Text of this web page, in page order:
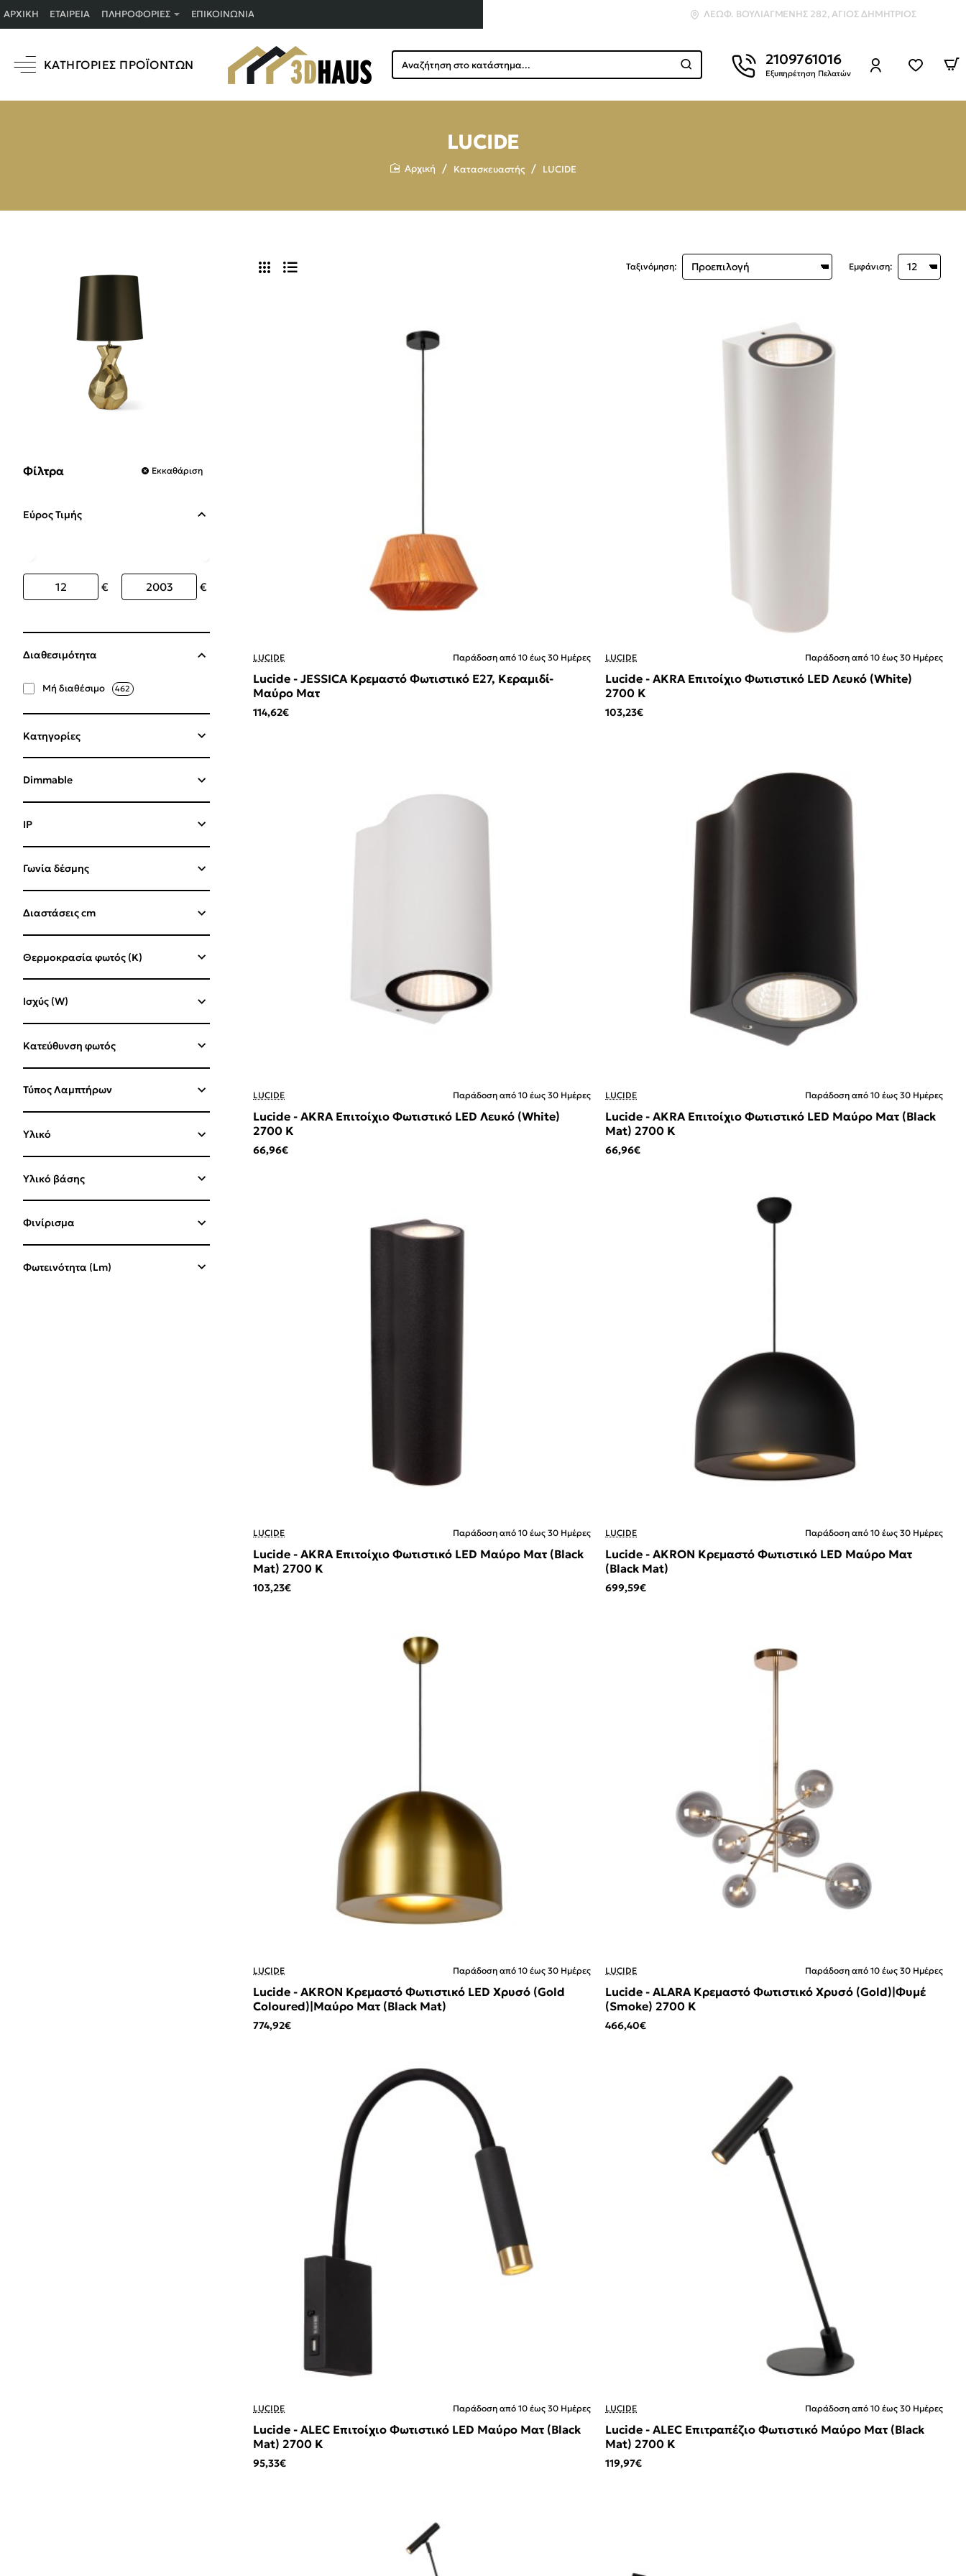
ΑΡΧΙΚΉ ΕΤΑΙΡΕΊΑ ΠΛΗΡΟΦΟΡΊΕΣ ΕΠΙΚΟΙΝΩΝΊΑ ΛΕΩΦ. ΒΟΥΛΙΑΓΜΈΝΗΣ 282, ΆΓΙΟΣ ΔΗΜΉΤΡΙΟΣ
ΚΑΤΗΓΟΡΊΕΣ ΠΡΟΪΌΝΤΩΝ
Αναζήτηση
στο
2109761016
Εξυπηρέτηση Πελατών
LUCIDE
Κατασκευαστής LUCIDE
Φίλτρα Εκκαθάριση
Εύρος Τιμής
€ €
Διαθεσιμότητα
Μή διαθέσιμο 462
Κατηγορίες
Dimmable
IP
Γωνία δέσμης
Διαστάσεις cm
Θερμοκρασία φωτός (K)
Ισχύς (W)
Κατεύθυνση φωτός
Τύπος Λαμπτήρων
Υλικό
Υλικό βάσης
Φινίρισμα
Φωτεινότητα (Lm)
Ταξινόμηση: Εμφάνιση:
LUCIDE Παράδοση από 10 έως 30 Ημέρες
Lucide - JESSICA Κρεμαστό Φωτιστικό E27, Κεραμιδί-
Μαύρο Ματ
114,62€
LUCIDE Παράδοση από 10 έως 30 Ημέρες
Lucide - AKRA Επιτοίχιο Φωτιστικό LED Λευκό (White)
2700 K
103,23€
LUCIDE Παράδοση από 10 έως 30 Ημέρες
Lucide - AKRA Επιτοίχιο Φωτιστικό LED Λευκό (White)
2700 K
66,96€
LUCIDE Παράδοση από 10 έως 30 Ημέρες
Lucide - AKRA Επιτοίχιο Φωτιστικό LED Μαύρο Ματ (Black
Mat) 2700 K
66,96€
LUCIDE Παράδοση από 10 έως 30 Ημέρες
Lucide - AKRA Επιτοίχιο Φωτιστικό LED Μαύρο Ματ (Black
Mat) 2700 K
103,23€
LUCIDE Παράδοση από 10 έως 30 Ημέρες
Lucide - AKRON Κρεμαστό Φωτιστικό LED Μαύρο Ματ
(Black Mat)
699,59€
LUCIDE Παράδοση από 10 έως 30 Ημέρες
Lucide - AKRON Κρεμαστό Φωτιστικό LED Χρυσό (Gold
Coloured)|Μαύρο Ματ (Black Mat)
774,92€
LUCIDE Παράδοση από 10 έως 30 Ημέρες
Lucide - ALARA Κρεμαστό Φωτιστικό Χρυσό (Gold)|Φυμέ
(Smoke) 2700 K
466,40€
LUCIDE Παράδοση από 10 έως 30 Ημέρες
Lucide - ALEC Επιτοίχιο Φωτιστικό LED Μαύρο Ματ (Black
Mat) 2700 K
95,33€
LUCIDE Παράδοση από 10 έως 30 Ημέρες
Lucide - ALEC Επιτραπέζιο Φωτιστικό Μαύρο Ματ (Black
Mat) 2700 K
119,97€